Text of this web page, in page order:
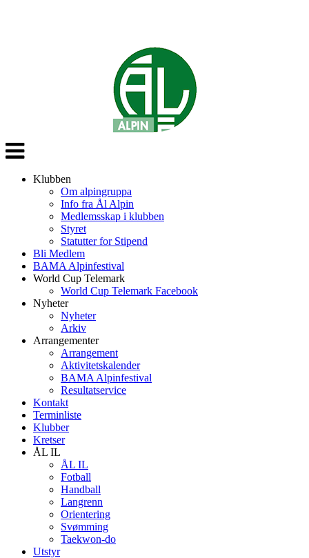
Veksle
navigasjon
Klubben
Om alpingruppa
Info fra Ål Alpin
Medlemsskap i klubben
Styret
Statutter for Stipend
Bli Medlem
BAMA Alpinfestival
World Cup Telemark
World Cup Telemark Facebook
Nyheter
Nyheter
Arkiv
Arrangementer
Arrangement
Aktivitetskalender
BAMA Alpinfestival
Resultatservice
Kontakt
Terminliste
Klubber
Kretser
ÅL IL
ÅL IL
Fotball
Handball
Langrenn
Orientering
Svømming
Taekwon-do
Utstyr